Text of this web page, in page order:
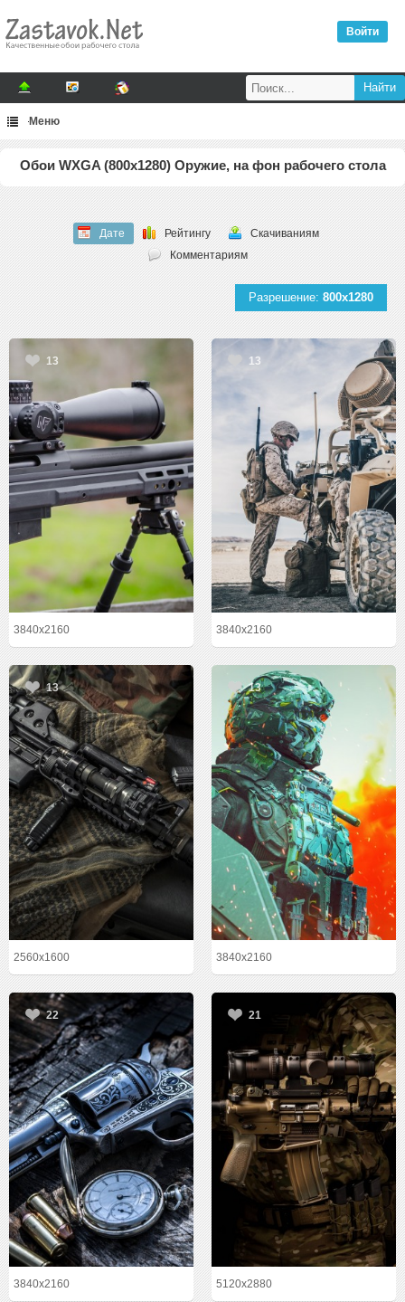
Войти
Меню
Обои WXGA (800x1280) Оружие, на фон рабочего стола
Дате Рейтингу
Скачиваниям
Комментариям
Разрешение: 800x1280
13
3840x2160
13
3840x2160
13
2560x1600
13
3840x2160
22
3840x2160
21
5120x2880